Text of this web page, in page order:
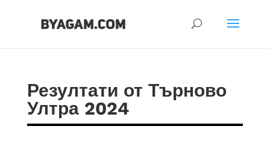
Резултати от Търново
Ултра 2024